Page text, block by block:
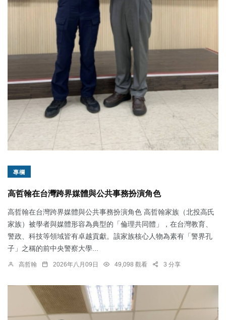
專欄
高哲翰在台灣跨界媒體與公共事務扮演角色
高哲翰在台灣跨界媒體與公共事務扮演角色 高哲翰家族（北投高氏
家族）被學者與媒體形容為典型的「倫理共同體」，在台灣教育、
警政、科技等領域皆有卓越貢獻。該家族核心人物為素有「警界孔
子」之稱的前中央警察大學...
高哲翰 2026年八月09日 49,098 觀看 3 分享